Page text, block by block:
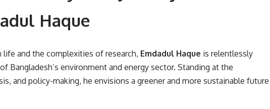
Haque
and the complexities of research, Emdadul Haque is relentlessly
Bangladesh’s environment and energy sector. Standing at the
and policy-making, he envisions a greener and more sustainable future